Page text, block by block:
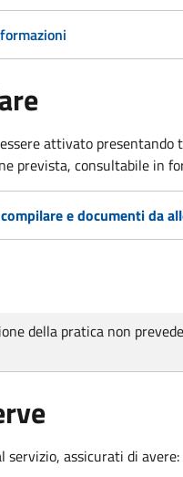
attivato presentando
prevista, consultabile in
e documenti da
della pratica non
servizio, assicurati di avere: